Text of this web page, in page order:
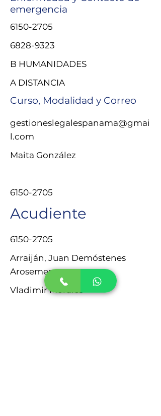
emergencia
6150-2705
6828-9323
B HUMANIDADES
A DISTANCIA
Curso, Modalidad y Correo
gestioneslegalespanama@gmai
l.com
Maita González
6150-2705
Acudiente
6150-2705
Arraiján, Juan Demóstenes
Arosemena
Vladimir Morales